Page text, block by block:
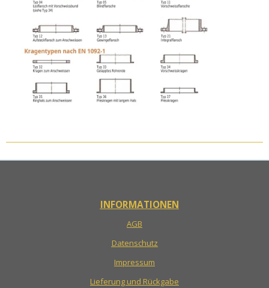
INFORMATIONEN
AGB
Datenschutz
Impressum
Lieferung und Rückgabe